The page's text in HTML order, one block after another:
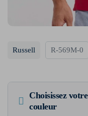
Russell R-569M-0
Choisissez votre
couleur